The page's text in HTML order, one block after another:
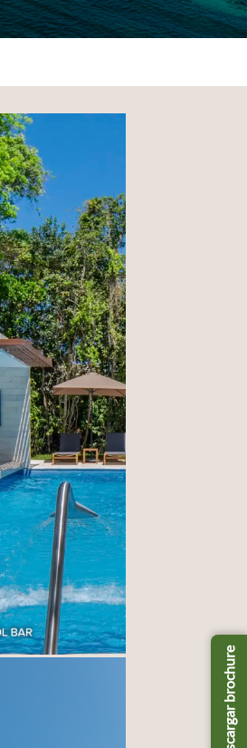
Descargar brochure